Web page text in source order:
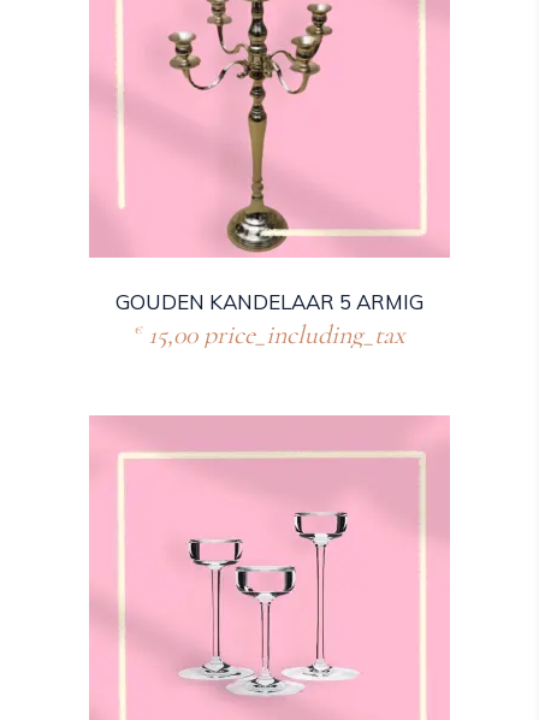
GOUDEN KANDELAAR 5 ARMIG
€15,00 price_including_tax